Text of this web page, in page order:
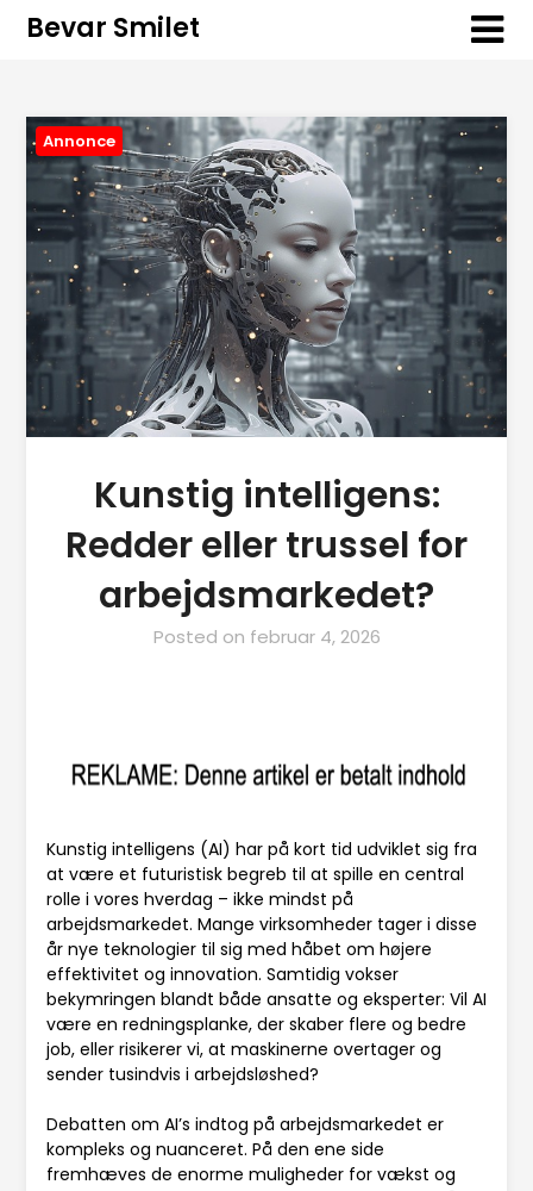
Bevar Smilet
Annonce
Kunstig intelligens:
Redder eller trussel for
arbejdsmarkedet?
Posted on februar 4, 2026
Kunstig intelligens (AI) har på kort tid udviklet sig fra
at være et futuristisk begreb til at spille en central
rolle i vores hverdag – ikke mindst på
arbejdsmarkedet. Mange virksomheder tager i disse
år nye teknologier til sig med håbet om højere
effektivitet og innovation. Samtidig vokser
bekymringen blandt både ansatte og eksperter: Vil AI
være en redningsplanke, der skaber flere og bedre
job, eller risikerer vi, at maskinerne overtager og
sender tusindvis i arbejdsløshed?
Debatten om AI’s indtog på arbejdsmarkedet er
kompleks og nuanceret. På den ene side
fremhæves de enorme muligheder for vækst og